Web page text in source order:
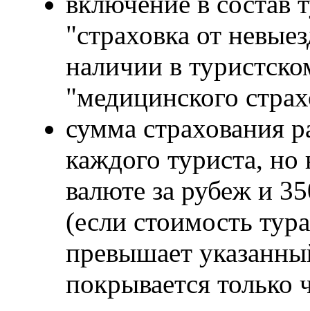
"страховка от
наличии в
"медицинского
сумма страхования
каждого туриста, но
валюте за рубеж и
(если стоимость
превышает
покрывается только